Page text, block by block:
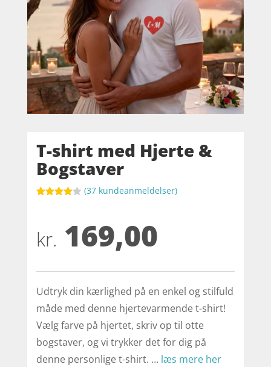
T-shirt med Hjerte &
Bogstaver
på
kundebed
(37 kundeanmeldelser)
kr. 169,00
Udtryk din kærlighed på en enkel og stilfuld
måde med denne hjertevarmende t-shirt!
Vælg farve på hjertet, skriv op til otte
bogstaver, og vi trykker det for dig på
denne personlige t-shirt. … læs mere her